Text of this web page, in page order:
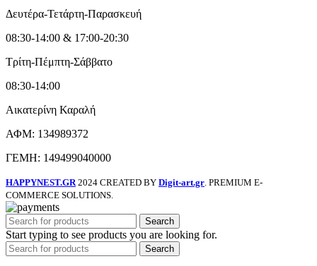
Δευτέρα-Τετάρτη-Παρασκευή
08:30-14:00 & 17:00-20:30
Τρίτη-Πέμπτη-Σάββατο
08:30-14:00
Αικατερίνη Καραλή
ΑΦΜ: 134989372
ΓΕΜΗ: 149499040000
HAPPYNEST.GR 2024 CREATED BY Digit-art.gr . PREMIUM E-
COMMERCE SOLUTIONS.
Search
Start typing to see products you are looking for.
Search